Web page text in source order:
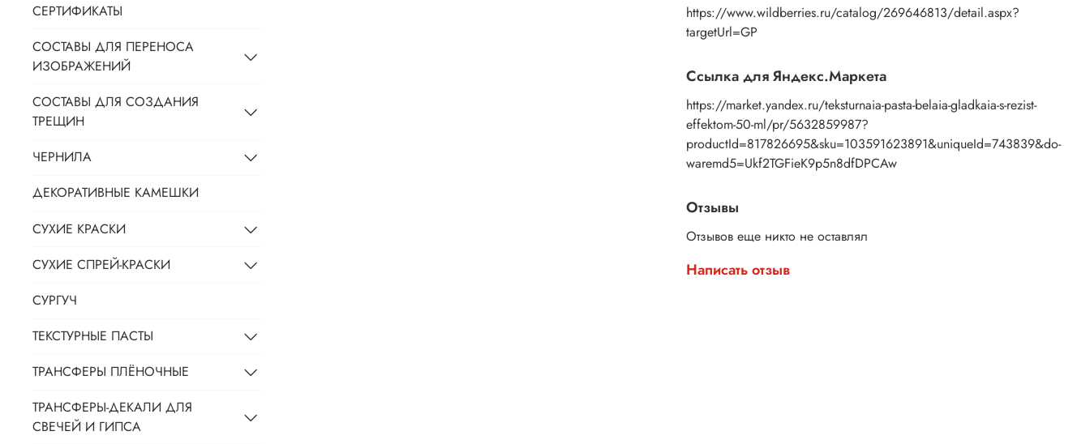
https://www.wildberries.ru/catalog/269646813/detail.aspx?
targetUrl=GP
Ссылка для Яндекс.Маркета
https://market.yandex.ru/teksturnaia-pasta-belaia-gladkaia-s-rezist-
effektom-50-ml/pr/5632859987?
productId=817826695&sku=103591623891&uniqueId=743839&do-
waremd5=Ukf2TGFieK9p5n8dfDPCAw
Отзывы
Отзывов еще никто не оставлял
Написать отзыв
СЕРТИФИКАТЫ
СОСТАВЫ ДЛЯ ПЕРЕНОСА
ИЗОБРАЖЕНИЙ
СОСТАВЫ ДЛЯ СОЗДАНИЯ
ТРЕЩИН
ЧЕРНИЛА
ДЕКОРАТИВНЫЕ КАМЕШКИ
СУХИЕ КРАСКИ
СУХИЕ СПРЕЙ-КРАСКИ
СУРГУЧ
ТЕКСТУРНЫЕ ПАСТЫ
ТРАНСФЕРЫ ПЛЁНОЧНЫЕ
ТРАНСФЕРЫ-ДЕКАЛИ ДЛЯ
СВЕЧЕЙ И ГИПСА